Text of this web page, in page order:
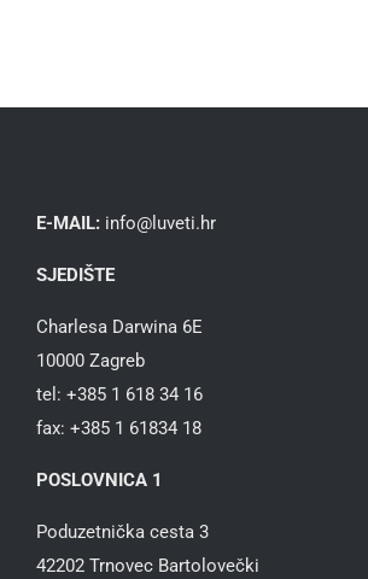
E-MAIL: info@luveti.hr
SJEDIŠTE
Charlesa Darwina 6E
10000 Zagreb
tel: +385 1 618 34 16
fax: +385 1 61834 18
POSLOVNICA 1
Poduzetnička cesta 3
42202 Trnovec Bartolovečki